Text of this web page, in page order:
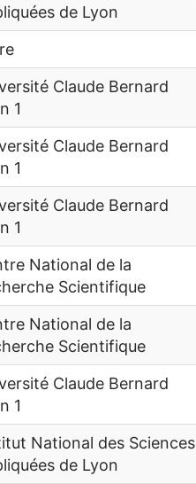
de Lyon
Claude Bernard
1
Claude Bernard
1
Claude Bernard
1
National de la
Scientifique
National de la
Scientifique
Claude Bernard
1
National des Sciences
de Lyon